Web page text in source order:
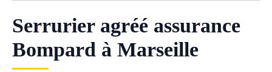
Serrurier agréé assurance
Bompard à Marseille